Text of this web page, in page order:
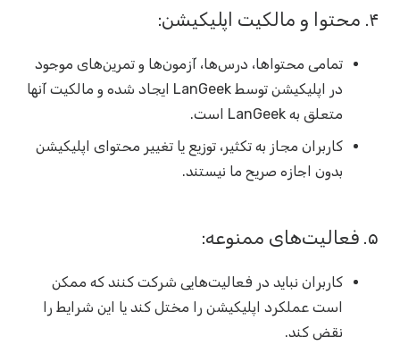
۴. محتوا و مالکیت اپلیکیشن:
تمامی محتواها، درس‌ها، آزمون‌ها و تمرین‌های موجود
در اپلیکیشن توسط LanGeek ایجاد شده و مالکیت آنها
متعلق به LanGeek است.
کاربران مجاز به تکثیر، توزیع یا تغییر محتوای اپلیکیشن
بدون اجازه صریح ما نیستند.
۵. فعالیت‌های ممنوعه:
کاربران نباید در فعالیت‌هایی شرکت کنند که ممکن
است عملکرد اپلیکیشن را مختل کند یا این شرایط را
نقض کند.